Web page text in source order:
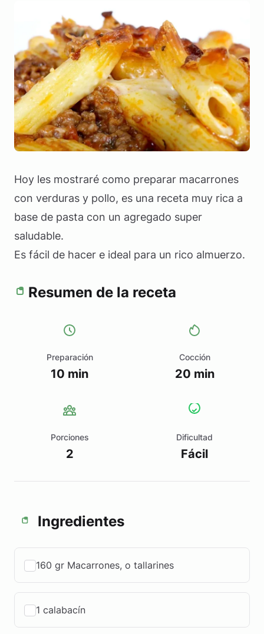
Hoy les mostraré como preparar macarrones
con verduras y pollo, es una receta muy rica a
base de pasta con un agregado super
saludable.
Es fácil de hacer e ideal para un rico almuerzo.
Resumen de la receta
Preparación
10 min
Cocción
20 min
Porciones
2
Dificultad
Fácil
Ingredientes
160 gr Macarrones, o tallarines
1 calabacín